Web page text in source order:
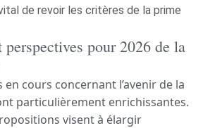
de revoir les critères de la prime
pour 2026 de la
en cours concernant l’avenir de la
particulièrement enrichissantes.
visent à élargir